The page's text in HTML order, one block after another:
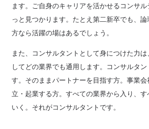
ます。ご自身のキャリアを活かせるコンサル
っと見つかります。たとえ第二新卒でも、
方なら活躍の場はあるでしょう。
また、コンサルタントとして身につけた力は
してどの業界でも通用します。コンサルタ
す。そのままパートナーを目指す方。事業
立・起業する方。すべての業界から入り、
いく。それがコンサルタントです。